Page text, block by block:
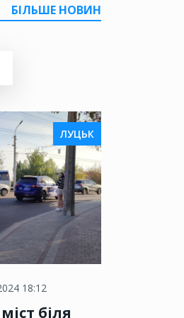
БІЛЬШЕ НОВИН
ЛУЦЬК
18:12
біля